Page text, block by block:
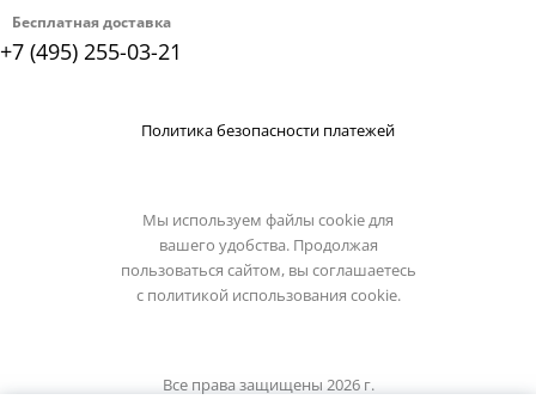
Бесплатная доставка
+7 (495) 255-03-21
Политика безопасности платежей
Мы используем файлы cookie для
вашего удобства. Продолжая
пользоваться сайтом, вы соглашаетесь
с политикой использования cookie.
Все права защищены 2026 г.